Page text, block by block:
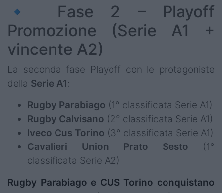
🔹 Fase 2 – Playoff
Promozione (Serie A1 +
vincente A2)
La seconda fase Playoff con le protagoniste
della Serie A1:
Rugby Parabiago (1° classificata Serie A1)
Rugby Calvisano (2° classificata Serie A1)
Iveco Cus Torino (3° classificata Serie A1)
Cavalieri Union Prato Sesto (1°
classificata Serie A2)
Rugby Parabiago e CUS Torino conquistano